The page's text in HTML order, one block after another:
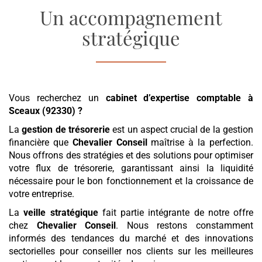
Un accompagnement
stratégique
Vous recherchez un cabinet d’expertise comptable
à
Sceaux (92330) ?
Lagestion de trésorerieest un aspect crucial de la gestion
financière que Chevalier Conseilmaîtrise à la perfection.
Nous offrons des stratégies et des solutions pour optimiser
votre flux de trésorerie, garantissant ainsi la liquidité
nécessaire pour le bon fonctionnement et la croissance de
votre entreprise.
Laveille stratégiquefait partie intégrante de notre offre
chez Chevalier Conseil. Nous restons constamment
informés des tendances du marché et des innovations
sectorielles pour conseiller nos clients sur les meilleures